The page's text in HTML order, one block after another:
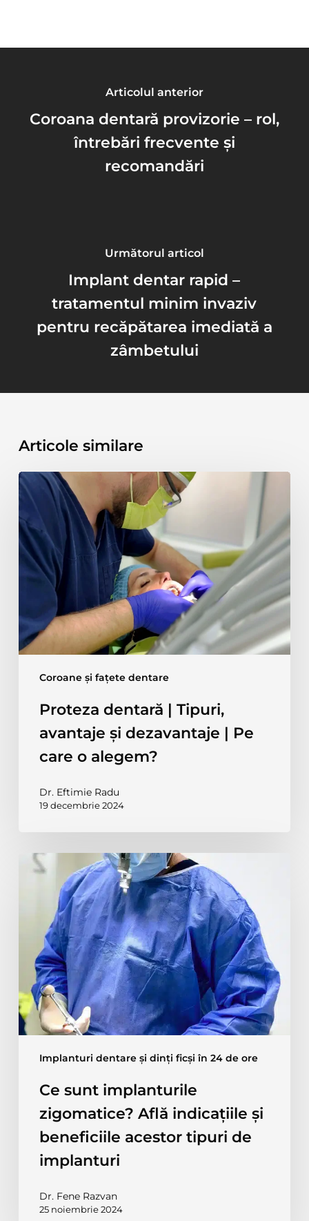
Articolul anterior
Coroana dentară provizorie – rol,
întrebări frecvente și
recomandări
Următorul articol
Implant dentar rapid –
tratamentul minim invaziv
pentru recăpătarea imediată a
zâmbetului
Articole similare
Coroane și fațete dentare
Proteza
dentară
|
Tipuri,
avantaje
și
dezavantaje
Pe
care
o
alegem?
Proteza dentară | Tipuri,
avantaje și dezavantaje | Pe
care o alegem?
Dr. Eftimie Radu
19 decembrie 2024
Implanturi dentare și dinți ficși în 24 de ore
implanturile
zigomatice?
indicațiile
beneficiile
acestor
tipuri
implanturi
Ce sunt implanturile
zigomatice? Află indicațiile și
beneficiile acestor tipuri de
implanturi
Dr. Fene Razvan
25 noiembrie 2024